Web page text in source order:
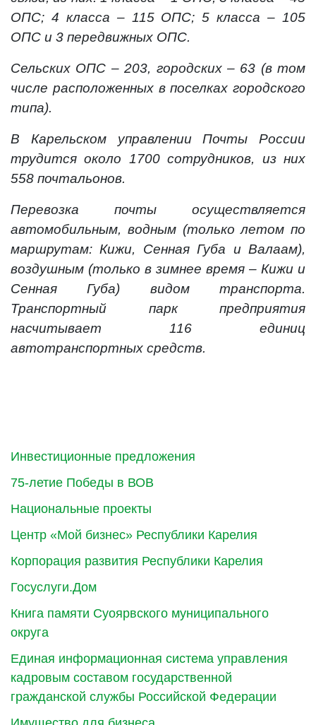
Инвестиционные предложения
75-летие Победы в ВОВ
Национальные проекты
Центр «Мой бизнес» Республики Карелия
Корпорация развития Республики Карелия
Госуслуги.Дом
Книга памяти Суоярвского муниципального
округа
Единая информационная система управления
кадровым составом государственной
гражданской службы Российской Федерации
ОПС; 4 класса – 115 ОПС; 5 класса – 105
ОПС и 3 передвижных ОПС.
Сельских ОПС – 203, городских – 63 (в том
числе расположенных в поселках городского
типа).
В Карельском управлении Почты России
трудится около 1700 сотрудников, из них
558 почтальонов.
Перевозка почты осуществляется
автомобильным, водным (только летом по
маршрутам: Кижи, Сенная Губа и Валаам),
воздушным (только в зимнее время – Кижи и
Сенная Губа) видом транспорта.
Транспортный парк предприятия
насчитывает 116 единиц
автотранспортных средств.